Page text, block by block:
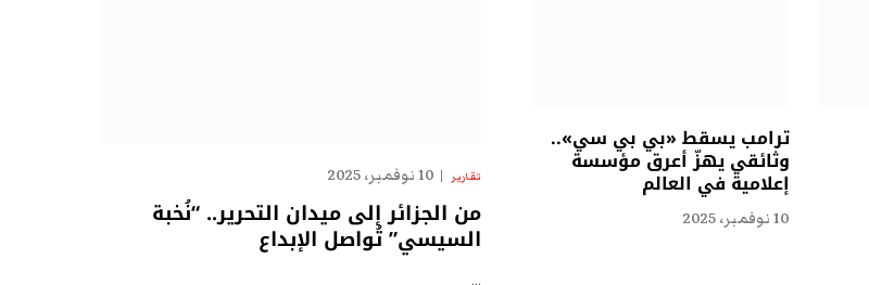
ترامب يسقط «بي بي سي»..
وثائقي يهزّ أعرق مؤسسة
إعلامية في العالم
10 نوفمبر، 2025
تقارير 10 نوفمبر، 2025
من الجزائر إلى ميدان التحرير.. “نُخبة
السيسي” تُواصل الإبداع
…